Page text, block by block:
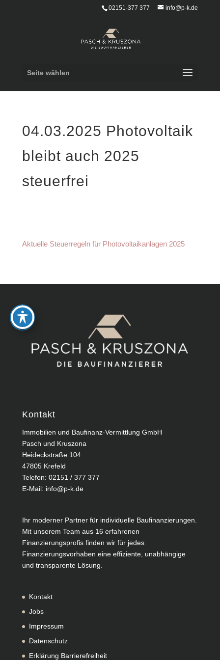
02151-377 377 info@p-k.de
Seite wählen
04.03.2025 Photovoltaik
bleibt auch 2025
steuerfrei
Aktuelle Steuerregeln für Photovoltaikanlagen 2025
Kontakt
Immobilien und Baufinanz-Vermittlung GmbH
Pasch und Kruszona
Heideckstraße 104
47805 Krefeld
Telefon: 02151 / 377 377
E-Mail: info@p-k.de
Ihr moderner Partner für individuelle Baufinanzierungen.
Mit unserem Team aus 16 erfahrenen
Finanzierungsprofis finden wir für jedes
Finanzierungsvorhaben eine effiziente, unabhängige
und transparente Lösung.
Kontakt
Jobs
Impressum
Datenschutz
Erklärung Barrierefreiheit